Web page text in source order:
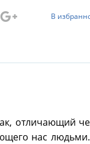
В
отличающий
нас